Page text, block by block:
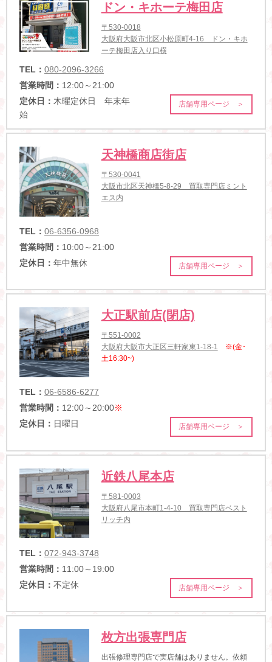
ドン・キホーテ梅田店
〒530-0018
大阪府大阪市北区小松原町4-16 ドン・キホ
ーテ梅田店入り口横
TEL： 080-2096-3266
営業時間： 12:00～21:00
定休日： 木曜定休日 年末年
始
店舗専用ページ ＞
天神橋商店街店
〒530-0041
大阪市北区天神橋5-8-29 買取専門店ミント
エス内
TEL： 06-6356-0968
営業時間： 10:00～21:00
定休日： 年中無休 店舗専用ページ ＞
大正駅前店(閉店)
〒551-0002
大阪府大阪市大正区三軒家東1-18-1
※(金･
土16:30~)
TEL： 06-6586-6277
営業時間： 12:00～20:00※
定休日： 日曜日 店舗専用ページ ＞
近鉄八尾本店
〒581-0003
大阪府八尾市本町1-4-10 買取専門店ベスト
リッチ内
TEL： 072-943-3748
営業時間： 11:00～19:00
定休日： 不定休 店舗専用ページ ＞
枚方出張専門店
出張修理専門店で実店舗はありません。依頼